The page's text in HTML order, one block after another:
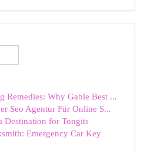
Remedies: Why Gable Best ...
Seo Agentur Für Online S...
Destination for Tongits
Emergency Car Key